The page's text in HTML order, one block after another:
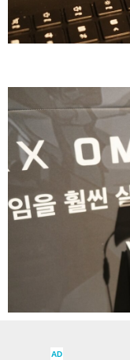
▲ 옆에는 하이퍼엑스의 새로
AD